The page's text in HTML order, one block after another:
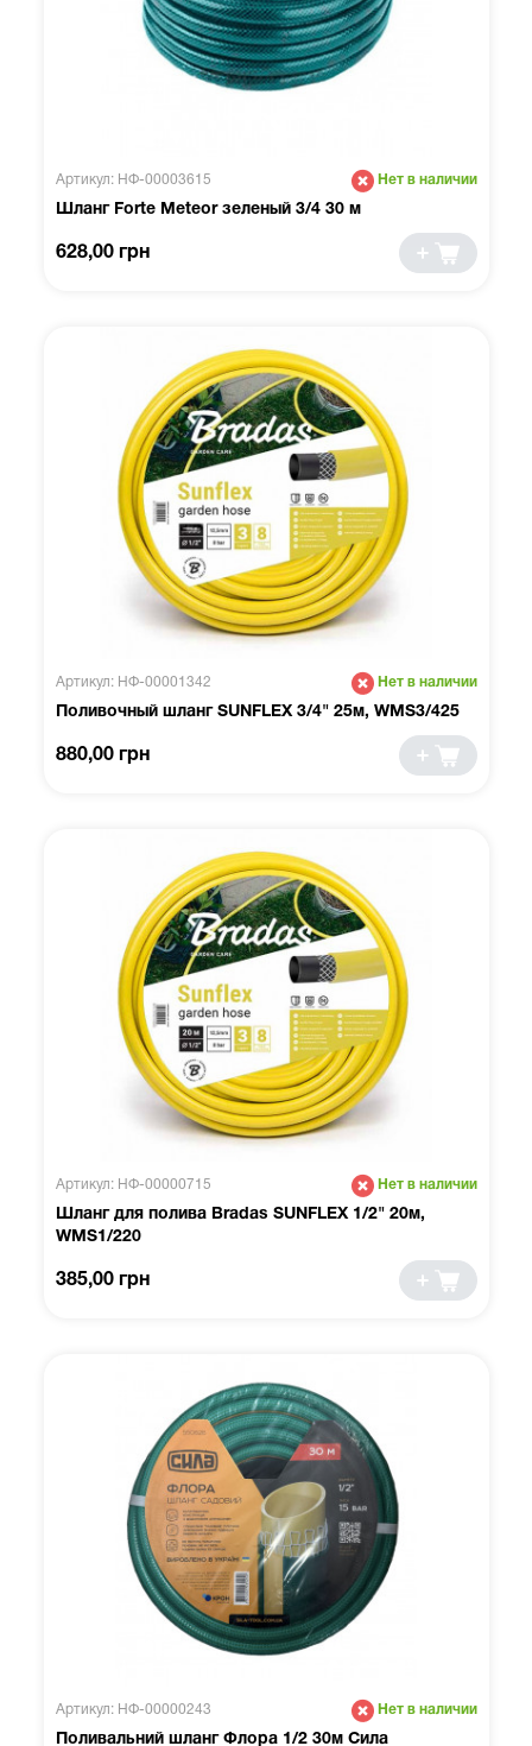
Артикул: НФ-00003615 Нет в наличии
Шланг Forte Meteor зеленый 3/4 30 м
628,00 грн
Артикул: НФ-00001342 Нет в наличии
Поливочный шланг SUNFLEX 3/4" 25м, WMS3/425
880,00 грн
Артикул: НФ-00000715 Нет в наличии
Шланг для полива Bradas SUNFLEX 1/2" 20м,
WMS1/220
385,00 грн
Артикул: НФ-00000243 Нет в наличии
Поливальний шланг Флора 1/2 30м Сила